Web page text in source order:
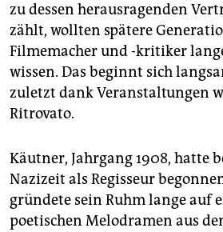
zu dessen herausragenden
zählt, wollten spätere
Filmemacher und -kritiker
wissen. Das beginnt sich
zuletzt dank Veranstaltungen
Ritrovato.
Käutner, Jahrgang 1908, hatte
Nazizeit als Regisseur
gründete sein Ruhm lange auf
poetischen Melodramen aus